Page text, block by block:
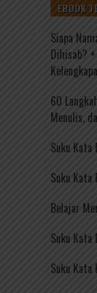
EBOOK
Siapa
Dihisab?
60
Menulis,
Suku
Suku
Belajar
Suku
Suku